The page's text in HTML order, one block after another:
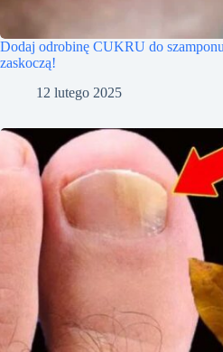
Dodaj odrobinę CUKRU do
zaskoczą!
12 lutego 2025